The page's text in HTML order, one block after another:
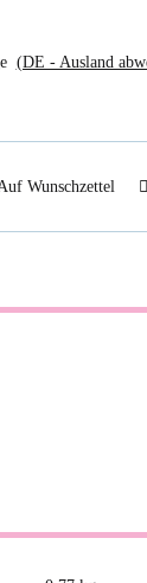
(DE - Ausland
Wunschzettel